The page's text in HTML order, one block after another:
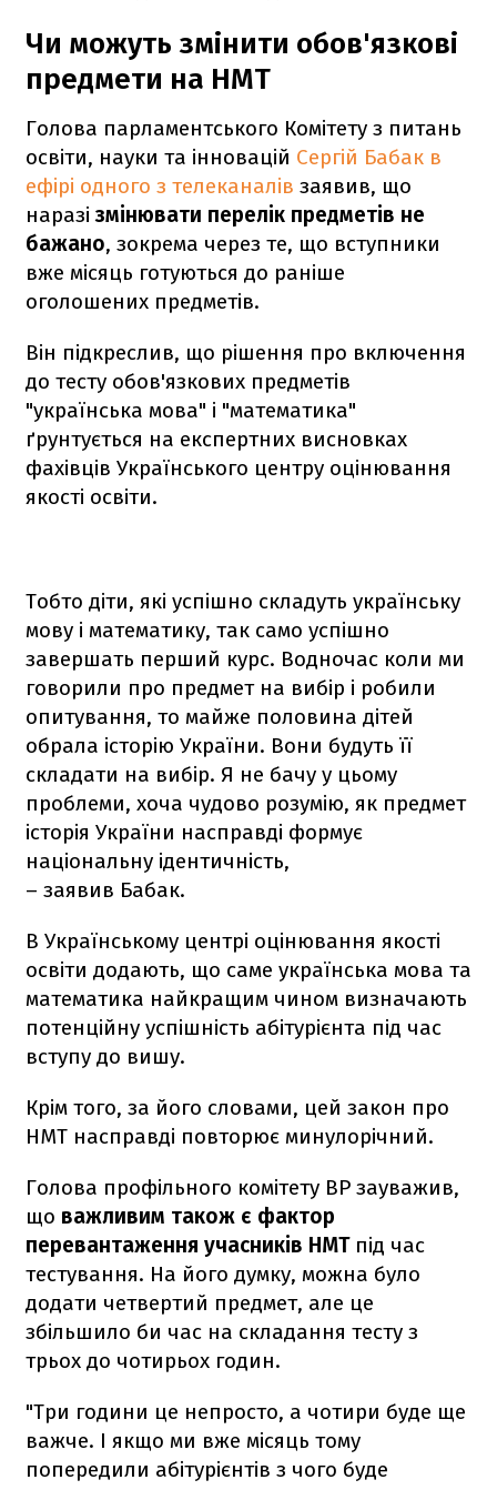
Чи можуть змінити обов'язкові
предмети на НМТ
Голова парламентського Комітету з питань
освіти, науки та інновацій Сергій Бабак в
ефірі одного з телеканалів заявив, що
наразізмінювати перелік предметів не
бажано, зокрема через те, що вступники
вже місяць готуються до раніше
оголошених предметів.
Він підкреслив, що рішення про включення
до тесту обов'язкових предметів
"українська мова" і "математика"
ґрунтується на експертних висновках
фахівців Українського центру оцінювання
якості освіти.
Тобто діти, які успішно складуть українську
мову і математику, так само успішно
завершать перший курс. Водночас коли ми
говорили про предмет на вибір і робили
опитування, то майже половина дітей
обрала історію України. Вони будуть її
складати на вибір. Я не бачу у цьому
проблеми, хоча чудово розумію, як предмет
історія України насправді формує
національну ідентичність,
– заявив Бабак.
В Українському центрі оцінювання якості
освіти додають, що саме українська мова та
математика найкращим чином визначають
потенційну успішність абітурієнта під час
вступу до вишу.
Крім того, за його словами, цей закон про
НМТ насправді повторює минулорічний.
Голова профільного комітету ВР зауважив,
що важливим також є фактор
перевантаження учасників НМТпід час
тестування. На його думку, можна було
додати четвертий предмет, але це
збільшило би час на складання тесту з
трьох до чотирьох годин.
"Три години це непросто, а чотири буде ще
важче. І якщо ми вже місяць тому
попередили абітурієнтів з чого буде